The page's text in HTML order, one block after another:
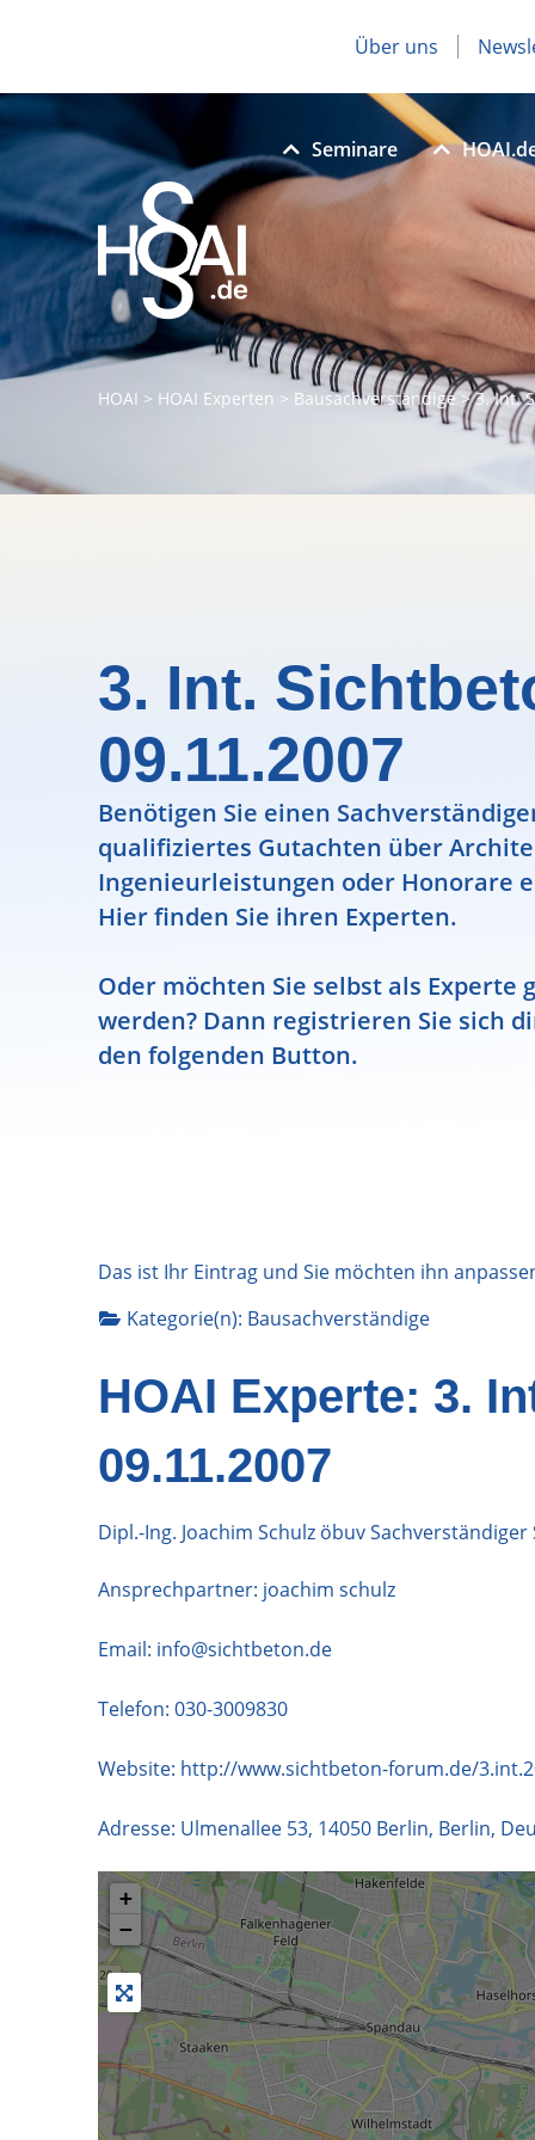
Über uns
Seminare
HOAI > HOAI Experten > Bausachverständige>3. Int.
3. Int.
09.11.2007
Benötigen Sie einen
qualifiziertes Gutachten über
Ingenieurleistungen oder Honorare
Hier finden Sie ihren Experten.
Oder möchten Sie selbst als Experte
werden? Dann registrieren Sie sich
den folgenden Button.
Das ist Ihr Eintrag und Sie möchten ihn
Kategorie(n): Bausachverständige
HOAI Experte: 3.
09.11.2007
Dipl.-Ing. Joachim Schulz öbuv
Ansprechpartner: joachim schulz
Email: info@sichtbeton.de
Telefon: 030-3009830
Website: http://www.sichtbeton-forum.de/
Adresse: Ulmenallee 53, 14050 Berlin, Berlin,
+
−